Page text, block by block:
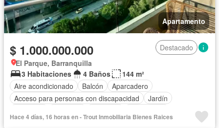
Apartamento
$ 1.000.000.000
Destacado
El Parque, Barranquilla
3 Habitaciones
4 Baños
144 m²
Aire acondicionado
Balcón
Aparcadero
Acceso para personas con discapacidad
Jardín
Vista panorámica
Seguridad privada
Cuarto de servicio
Hace 4 días, 16 horas en - Trout Inmobiliaria Bienes Raices